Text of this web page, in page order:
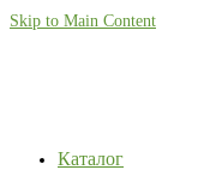
Skip to Main Content
Каталог